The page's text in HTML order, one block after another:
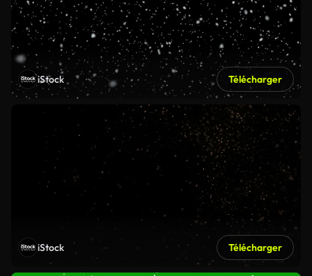
iStock Télécharger
iStock Télécharger